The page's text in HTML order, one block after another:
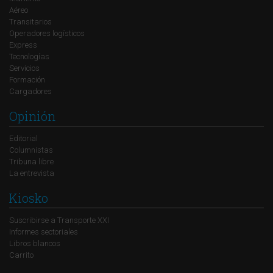
Aéreo
Transitarios
Operadores logísticos
Express
Tecnologías
Servicios
Formación
Cargadores
Opinión
Editorial
Columnistas
Tribuna libre
La entrevista
Kiosko
Suscribirse a Transporte XXI
Informes sectoriales
Libros blancos
Carrito